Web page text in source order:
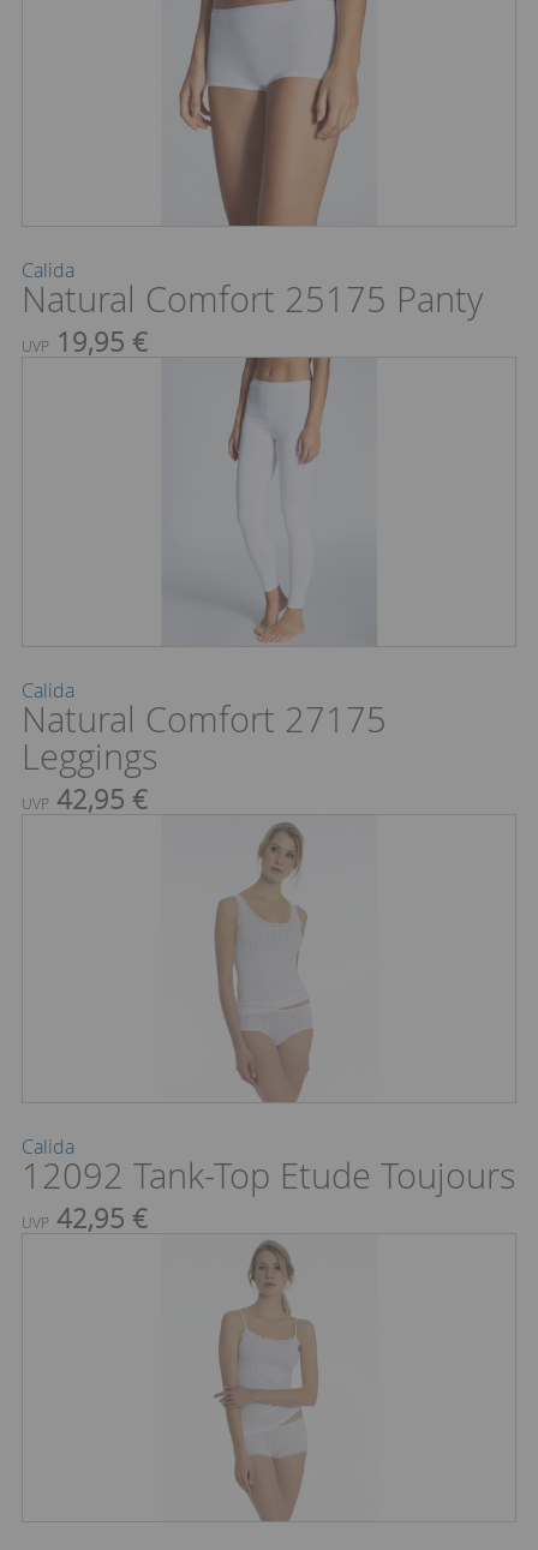
Calida
Natural Comfort 25175 Panty
UVP 19,95 €
Calida
Natural Comfort 27175
Leggings
UVP 42,95 €
Calida
12092 Tank-Top Etude Toujours
UVP 42,95 €